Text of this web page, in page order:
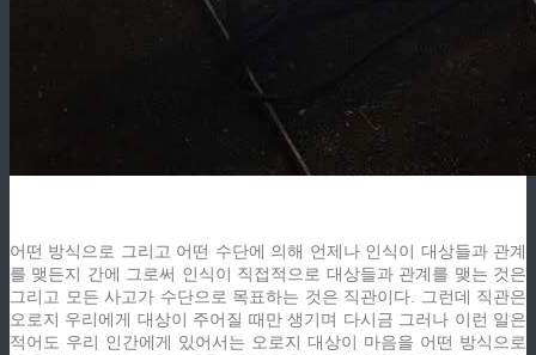
어떤 방식으로 그리고 어떤 수단에 의해 언제나 인식이 대상들과 관계
를 맺든지 간에 그로써 인식이 직접적으로 대상들과 관계를 맺는 것은
그리고 모든 사고가 수단으로 목표하는 것은 직관이다. 그런데 직관은
오로지 우리에게 대상이 주어질 때만 생기며 다시금 그러나 이런 일은
적어도 우리 인간에게 있어서는 오로지 대상이 마음을 어떤 방식으로